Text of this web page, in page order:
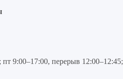
9:00–17:00, перерыв 12:00–12:45;